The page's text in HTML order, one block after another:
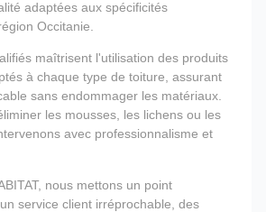
adaptées aux spécificités
Occitanie.
maîtrisent l'utilisation des produits
à chaque type de toiture, assurant
sans endommager les matériaux.
les mousses, les lichens ou les
avec professionnalisme et
nous mettons un point
service client irréprochable, des